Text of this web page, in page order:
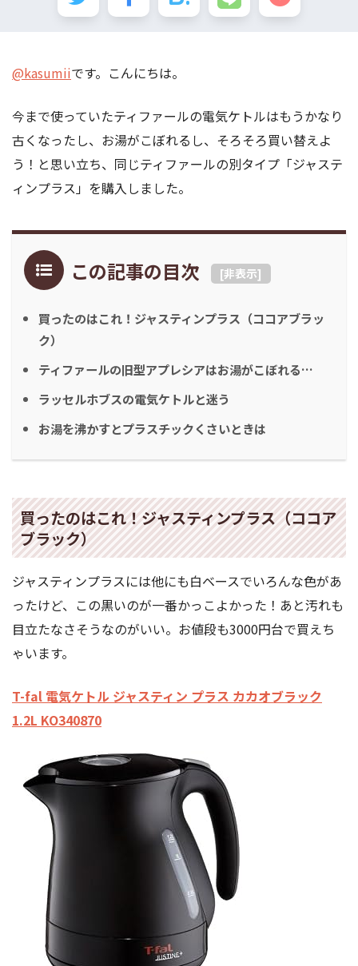
@kasumiiです。こんにちは。
今まで使っていたティファールの電気ケトルはもうかなり
古くなったし、お湯がこぼれるし、そろそろ買い替えよ
う！と思い立ち、同じティファールの別タイプ「ジャステ
ィンプラス」を購入しました。
この記事の目次 [非表示]
買ったのはこれ！ジャスティンプラス（ココアブラッ
ク）
ティファールの旧型アプレシアはお湯がこぼれる…
ラッセルホブスの電気ケトルと迷う
お湯を沸かすとプラスチックくさいときは
買ったのはこれ！ジャスティンプラス（ココア
ブラック）
ジャスティンプラスには他にも白ベースでいろんな色があ
ったけど、この黒いのが一番かっこよかった！あと汚れも
目立たなさそうなのがいい。お値段も3000円台で買えち
ゃいます。
T-fal 電気ケトル ジャスティン プラス カカオブラック
1.2L KO340870